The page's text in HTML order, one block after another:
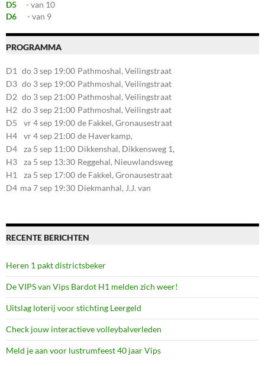
D5
- van 10
D6
- van 9
PROGRAMMA
D1 do 3 sep 19:00 Pathmoshal, Veilingstraat
20, 7545LZ Enschede
D3 do 3 sep 19:00 Pathmoshal, Veilingstraat
20, 7545LZ Enschede
D2 do 3 sep 21:00 Pathmoshal, Veilingstraat
20, 7545LZ Enschede
H2 do 3 sep 21:00 Pathmoshal, Veilingstraat
20, 7545LZ Enschede
D5 vr 4 sep 19:00 de Fakkel, Gronausestraat
107, 7581CE Losser
H4 vr 4 sep 21:00 de Haverkamp,
Stationsstraat 30, 7475AM
Markelo
D4 za 5 sep 11:00 Dikkenshal, Dikkensweg 1,
7641CC Wierden
H3 za 5 sep 13:30 Reggehal, Nieuwlandsweg
1, 7461VP Rijssen
H1 za 5 sep 17:00 de Fakkel, Gronausestraat
107, 7581CE Losser
D4 ma 7 sep 19:30 Diekmanhal, J.J. van
RECENTE BERICHTEN
Heren 1 pakt districtsbeker
De VIPS van Vips Bardot H1 melden zich weer!
Uitslag loterij voor stichting Leergeld
Check jouw interactieve volleybalverleden
Meld je aan voor lustrumfeest 40 jaar Vips